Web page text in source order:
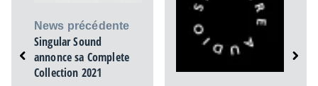
News précédente
Singular Sound
annonce sa Complete
Collection 2021